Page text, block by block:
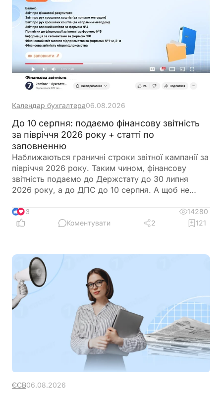
Календар бухгалтера06.08.2026
До 10 серпня: подаємо фінансову звітність
за півріччя 2026 року + статті по
заповненню
Наближаються граничні строки звітної кампанії за
півріччя 2026 року. Таким чином, фінансову
звітність подаємо до Держстату до 30 липня
2026 року, а до ДПС до 10 серпня. А щоб не
одному місці
13
14280
Коментувати
2 121
ЄСВ06.08.2026